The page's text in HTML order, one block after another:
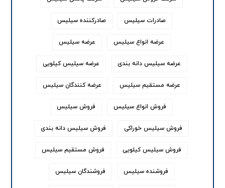
صادرات سیلیس صادرکننده سیلیس
عرضه انواع سیلیس عرضه سیلیس
عرضه سیلیس دانه بندی عرضه سیلیس کیلویی
عرضه مستقیم سیلیس عرضه کنندگان سیلیس
فروش انواع سیلیس فروش سیلیس
فروش سیلیس خوراکی فروش سیلیس دانه بندی
فروش سیلیس کیلویی فروش مستقیم سیلیس
فروشنده سیلیس فروشندگان سیلیس